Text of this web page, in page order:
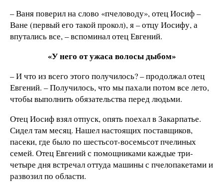
– Ваня поверил на слово «пчеловоду», отец Иосиф –
Ване (первый его такой прокол), я – отцу Иосифу, а
впутались все, – вспоминал отец Евгений.
«У него от ужаса волосы дыбом»
– И что из всего этого получилось? – продолжал отец
Евгений. – Получилось, что мы пахали потом все лето,
чтобы выполнить обязательства перед людьми.
Отец Иосиф взял отпуск, опять поехал в Закарпатье.
Сидел там месяц. Нашел настоящих поставщиков,
пасеки, где было по шестьсот-восемьсот пчелиных
семей. Отец Евгений с помощниками каждые три-
четыре дня встречал оттуда машины с пчелопакетами и
развозил по области.